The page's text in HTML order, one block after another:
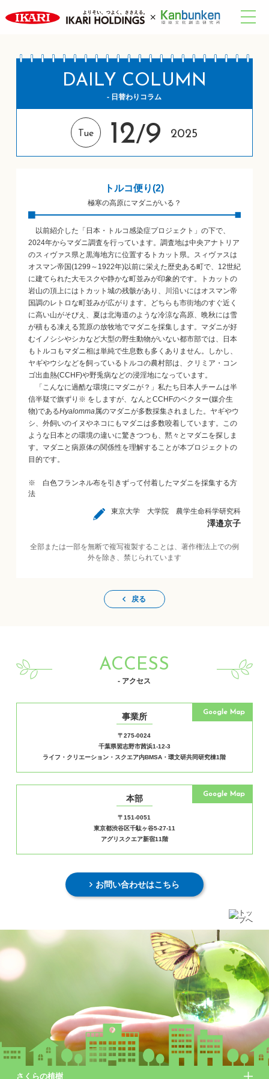
DAILY COLUMN
- 日替わりコラム
Tue 12/9 2025
トルコ便り(2)
極寒の高原にマダニがいる？
以前紹介した「日本・トルコ感染症プロジェクト」の下で、
2024年からマダニ調査を行っています。調査地は中央アナトリア
のスィヴァス県と黒海地方に位置するトカット県。スィヴァスは
オスマン帝国(1299～1922年)以前に栄えた歴史ある町で、12世紀
に建てられた大モスクや静かな町並みが印象的です。トカットの
岩山の頂上にはトカット城の残骸があり、川沿いにはオスマン帝
国調のレトロな町並みが広がります。どちらも市街地のすぐ近く
に高い山がそびえ、夏は北海道のような冷涼な高原、晩秋には雪
が積もる凍える荒原の放牧地でマダニを採集します。マダニが好
むイノシシやシカなど大型の野生動物がいない都市部では、日本
もトルコもマダニ相は単純で生息数も多くありません。しかし、
ヤギやウシなどを飼っているトルコの農村部は、クリミア・コン
ゴ出血熱(CCHF)や野兎病などの浸淫地になっています。
「こんなに過酷な環境にマダニが？」私たち日本人チームは半
信半疑で旗ずり※ をしますが、なんとCCHFのベクター(媒介生
物)であるHyalomma属のマダニが多数採集されました。ヤギやウ
シ、外飼いのイヌやネコにもマダニは多数咬着しています。この
ような日本との環境の違いに驚きつつも、黙々とマダニを探しま
す。マダニと病原体の関係性を理解することが本プロジェクトの
目的です。
※ 白色フランネル布を引きずって付着したマダニを採集する方
法
東京大学 大学院 農学生命科学研究科
澤邉京子
全部または一部を無断で複写複製することは、著作権法上での例
外を除き、禁じられています
戻る
ACCESS
- アクセス
事業所
〒275-0024
千葉県習志野市茜浜1-12-3
ライフ・クリエーション・スクエア内BMSA・環文研共同研究棟1階
Google Map
本部
〒151-0051
東京都渋谷区千駄ヶ谷5-27-11
アグリスクエア新宿11階
Google Map
お問い合わせはこちら
さくらの植樹